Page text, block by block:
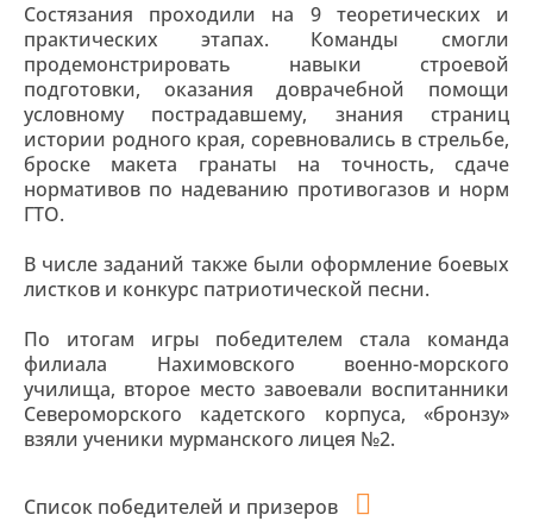
Состязания проходили на 9 теоретических и
практических этапах. Команды смогли
продемонстрировать навыки строевой
подготовки, оказания доврачебной помощи
условному пострадавшему, знания страниц
истории родного края, соревновались в стрельбе,
броске макета гранаты на точность, сдаче
нормативов по надеванию противогазов и норм
ГТО.
В числе заданий также были оформление боевых
листков и конкурс патриотической песни.
По итогам игры победителем стала команда
филиала Нахимовского военно-морского
училища, второе место завоевали воспитанники
Североморского кадетского корпуса, «бронзу»
взяли ученики мурманского лицея №2.
Список победителей и призеров